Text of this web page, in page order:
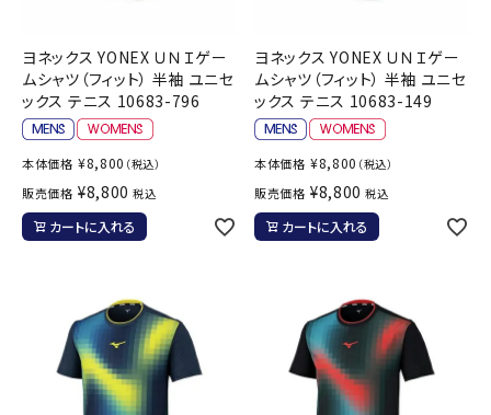
ヨネックス YONEX ＵＮＩゲー
ムシャツ（フィット） 半袖 ユニセ
ックス テニス 10683-796
本体価格 ¥8,800 （税込）
販売価格 ¥8,800 税込
カートに入れる
ヨネックス YONEX ＵＮＩゲー
ムシャツ（フィット） 半袖 ユニセ
ックス テニス 10683-149
本体価格 ¥8,800 （税込）
販売価格 ¥8,800 税込
カートに入れる